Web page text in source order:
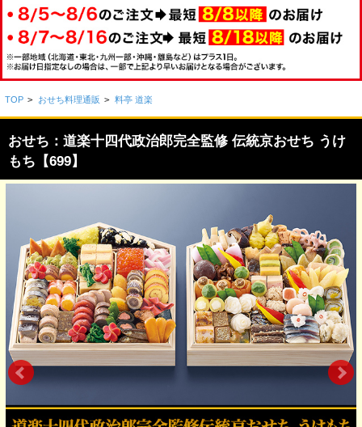
TOP > おせち料理通販 > 料亭 道楽
おせち：道楽十四代政治郎完全監修 伝統京おせち うけ
もち【699】